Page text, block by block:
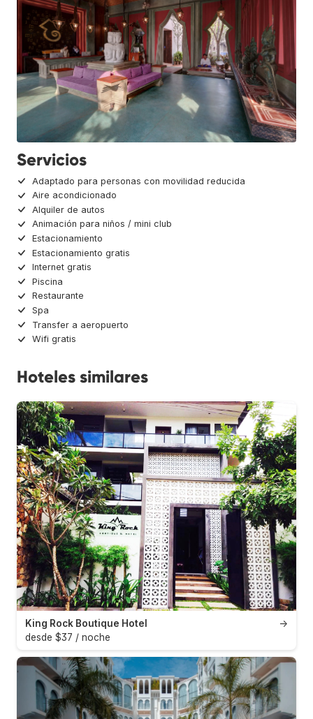
Servicios
Adaptado para personas con movilidad reducida
Aire acondicionado
Alquiler de autos
Animación para niños / mini club
Estacionamiento
Estacionamiento gratis
Internet gratis
Piscina
Restaurante
Spa
Transfer a aeropuerto
Wifi gratis
Hoteles similares
→
King Rock Boutique Hotel
desde $37 / noche